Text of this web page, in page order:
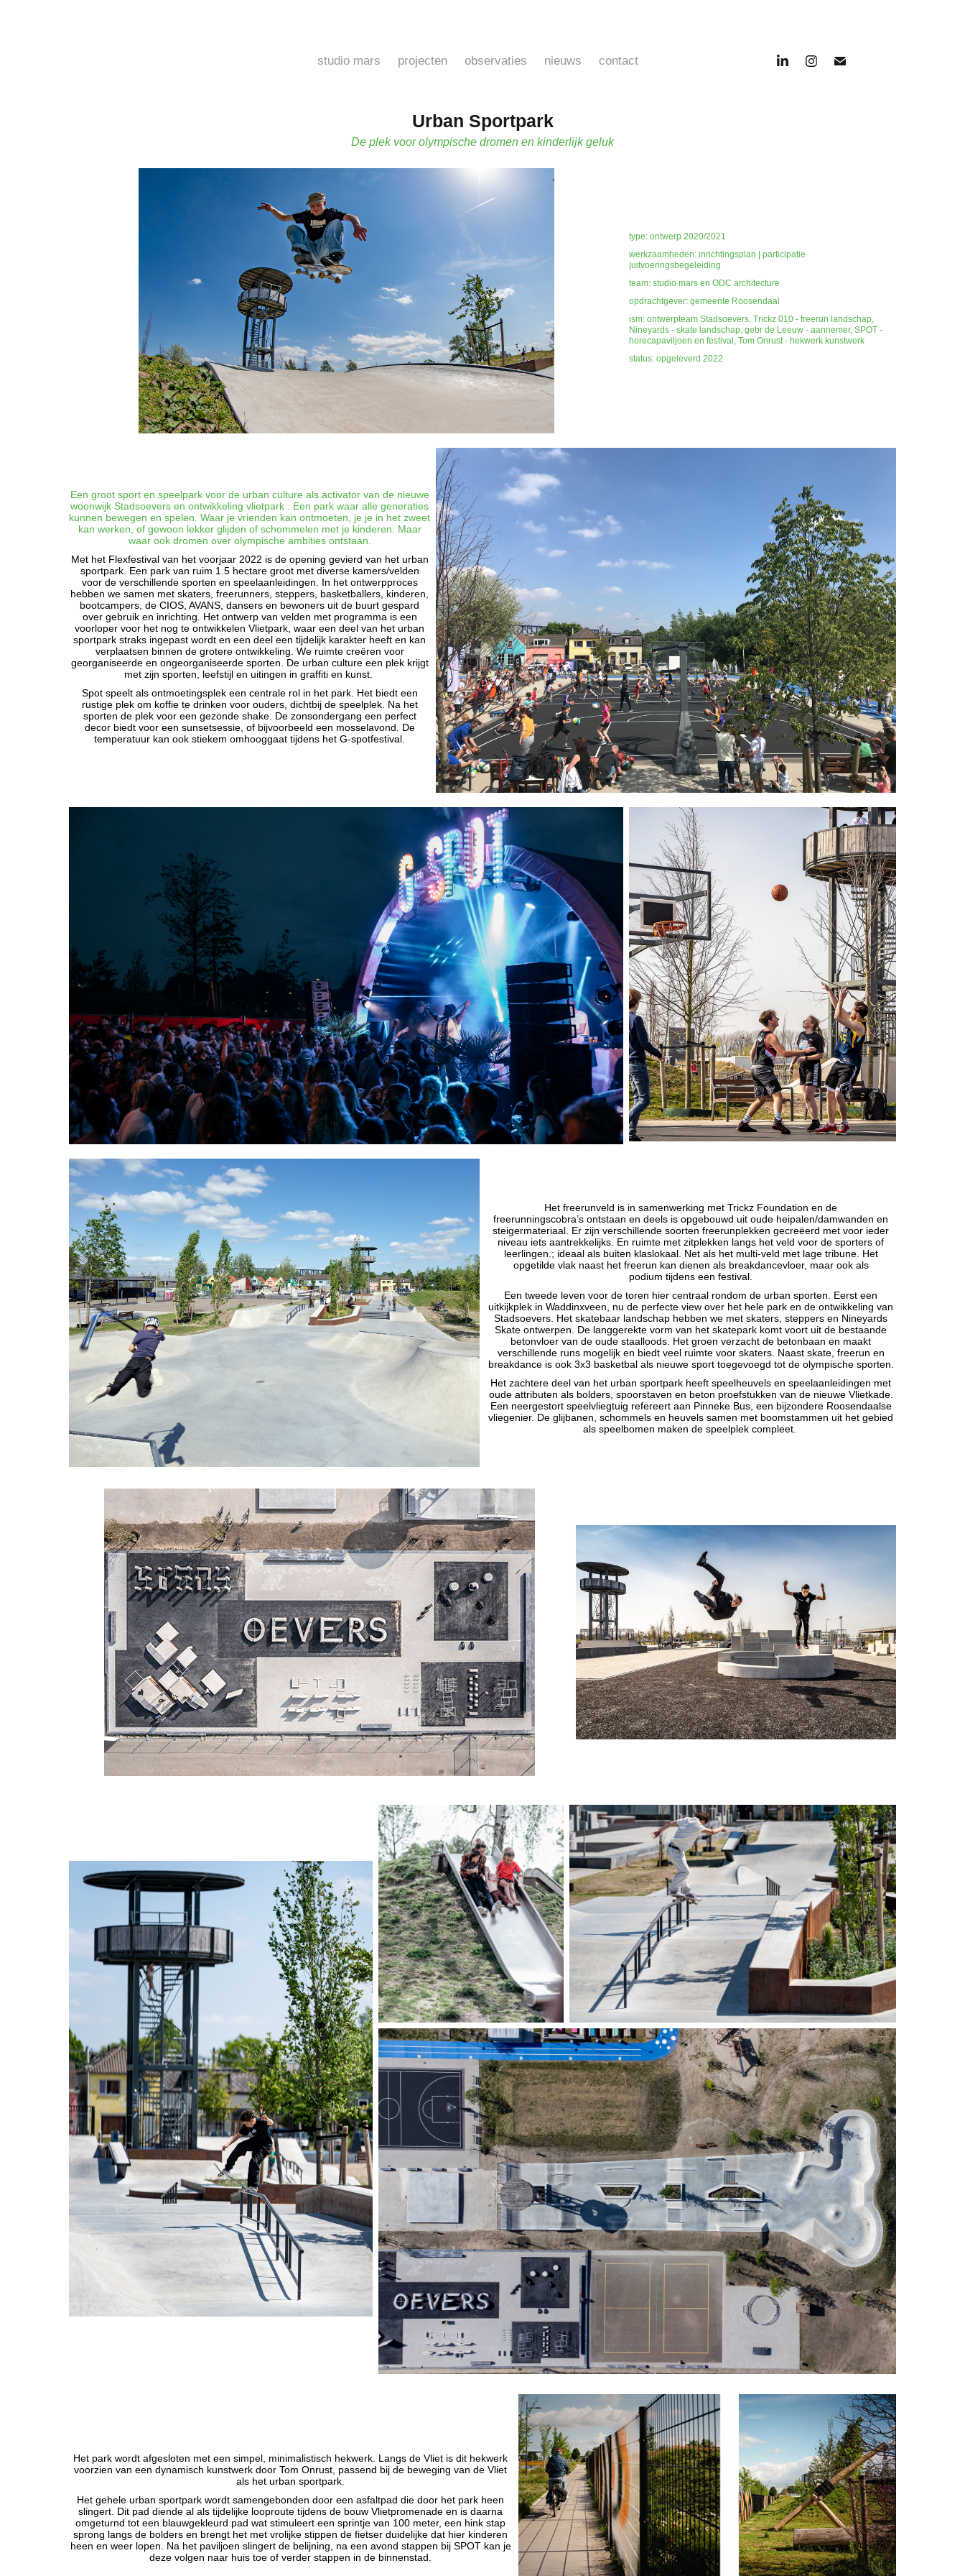
studio mars projecten observaties nieuws contact
Urban Sportpark
De plek voor olympische dromen en kinderlijk geluk
type: ontwerp 2020/2021
werkzaamheden: inrichtingsplan | participatie
|uitvoeringsbegeleiding
team: studio mars en ODC architecture
opdrachtgever: gemeente Roosendaal
ism: ontwerpteam Stadsoevers, Trickz 010 - freerun landschap,
Nineyards - skate landschap, gebr de Leeuw - aannemer, SPOT -
horecapaviljoen en festival, Tom Onrust - hekwerk kunstwerk
status: opgeleverd 2022
Een groot sport en speelpark voor de urban culture als activator van de nieuwe
woonwijk Stadsoevers en ontwikkeling vlietpark . Een park waar alle generaties
kunnen bewegen en spelen. Waar je vrienden kan ontmoeten, je je in het zweet
kan werken, of gewoon lekker glijden of schommelen met je kinderen. Maar
waar ook dromen over olympische ambities ontstaan.
Met het Flexfestival van het voorjaar 2022 is de opening gevierd van het urban
sportpark. Een park van ruim 1.5 hectare groot met diverse kamers/velden
voor de verschillende sporten en speelaanleidingen. In het ontwerpproces
hebben we samen met skaters, freerunners, steppers, basketballers, kinderen,
bootcampers, de CIOS, AVANS, dansers en bewoners uit de buurt gespard
over gebruik en inrichting. Het ontwerp van velden met programma is een
voorloper voor het nog te ontwikkelen Vlietpark, waar een deel van het urban
sportpark straks ingepast wordt en een deel een tijdelijk karakter heeft en kan
verplaatsen binnen de grotere ontwikkeling. We ruimte creëren voor
georganiseerde en ongeorganiseerde sporten. De urban culture een plek krijgt
met zijn sporten, leefstijl en uitingen in graffiti en kunst.
Spot speelt als ontmoetingsplek een centrale rol in het park. Het biedt een
rustige plek om koffie te drinken voor ouders, dichtbij de speelplek. Na het
sporten de plek voor een gezonde shake. De zonsondergang een perfect
decor biedt voor een sunsetsessie, of bijvoorbeeld een mosselavond. De
temperatuur kan ook stiekem omhooggaat tijdens het G-spotfestival.
Het freerunveld is in samenwerking met Trickz Foundation en de
freerunningscobra’s ontstaan en deels is opgebouwd uit oude heipalen/damwanden en
steigermateriaal. Er zijn verschillende soorten freerunplekken gecreëerd met voor ieder
niveau iets aantrekkelijks. En ruimte met zitplekken langs het veld voor de sporters of
leerlingen.; ideaal als buiten klaslokaal. Net als het multi-veld met lage tribune. Het
opgetilde vlak naast het freerun kan dienen als breakdancevloer, maar ook als
podium tijdens een festival.
Een tweede leven voor de toren hier centraal rondom de urban sporten. Eerst een
uitkijkplek in Waddinxveen, nu de perfecte view over het hele park en de ontwikkeling van
Stadsoevers. Het skatebaar landschap hebben we met skaters, steppers en Nineyards
Skate ontwerpen. De langgerekte vorm van het skatepark komt voort uit de bestaande
betonvloer van de oude staalloods. Het groen verzacht de betonbaan en maakt
verschillende runs mogelijk en biedt veel ruimte voor skaters. Naast skate, freerun en
breakdance is ook 3x3 basketbal als nieuwe sport toegevoegd tot de olympische sporten.
Het zachtere deel van het urban sportpark heeft speelheuvels en speelaanleidingen met
oude attributen als bolders, spoorstaven en beton proefstukken van de nieuwe Vlietkade.
Een neergestort speelvliegtuig refereert aan Pinneke Bus, een bijzondere Roosendaalse
vliegenier. De glijbanen, schommels en heuvels samen met boomstammen uit het gebied
als speelbomen maken de speelplek compleet.
Het park wordt afgesloten met een simpel, minimalistisch hekwerk. Langs de Vliet is dit hekwerk
voorzien van een dynamisch kunstwerk door Tom Onrust, passend bij de beweging van de Vliet
als het urban sportpark.
Het gehele urban sportpark wordt samengebonden door een asfaltpad die door het park heen
slingert. Dit pad diende al als tijdelijke looproute tijdens de bouw Vlietpromenade en is daarna
omgeturnd tot een blauwgekleurd pad wat stimuleert een sprintje van 100 meter, een hink stap
sprong langs de bolders en brengt het met vrolijke stippen de fietser duidelijke dat hier kinderen
heen en weer lopen. Na het paviljoen slingert de belijning, na een avond stappen bij SPOT kan je
deze volgen naar huis toe of verder stappen in de binnenstad.